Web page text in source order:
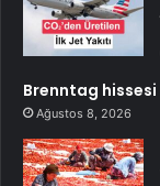
Brenntag
Ağustos 8, 2026